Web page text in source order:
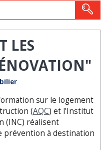
LES
sur le logement
(AQC) et l’Institut
(INC) réalisent
prévention à destination